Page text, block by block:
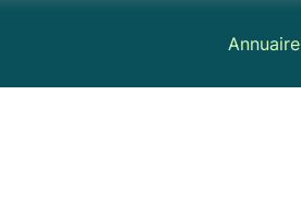
Annuaire